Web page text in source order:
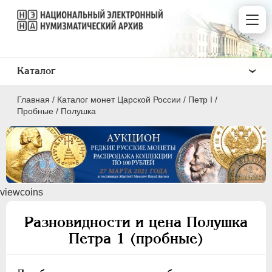
Главная / Каталог монет Царской России / Пeтр I /
Пробные / Полушка
viewcoins
Разновидности и цена Полушка
Петра 1 (пробные)
Каталог
ПEТР I 1699 - 1725
Золото
Серебро